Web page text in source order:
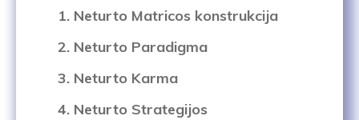
1. Neturto Matricos konstrukcija
2. Neturto Paradigma
3. Neturto Karma
4. Neturto Strategijos